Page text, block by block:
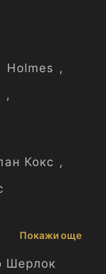
Holmes ,
,
Кокс ,
Покажи още
Шерлок